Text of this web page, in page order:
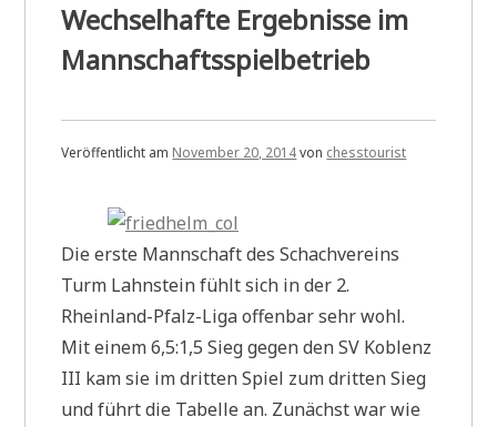
Wechselhafte Ergebnisse im
Mannschaftsspielbetrieb
Veröffentlicht am November 20, 2014von chesstourist
Die erste Mannschaft des Schachvereins
Turm Lahnstein fühlt sich in der 2.
Rheinland-Pfalz-Liga offenbar sehr wohl.
Mit einem 6,5:1,5 Sieg gegen den SV Koblenz
III kam sie im dritten Spiel zum dritten Sieg
und führt die Tabelle an. Zunächst war wie